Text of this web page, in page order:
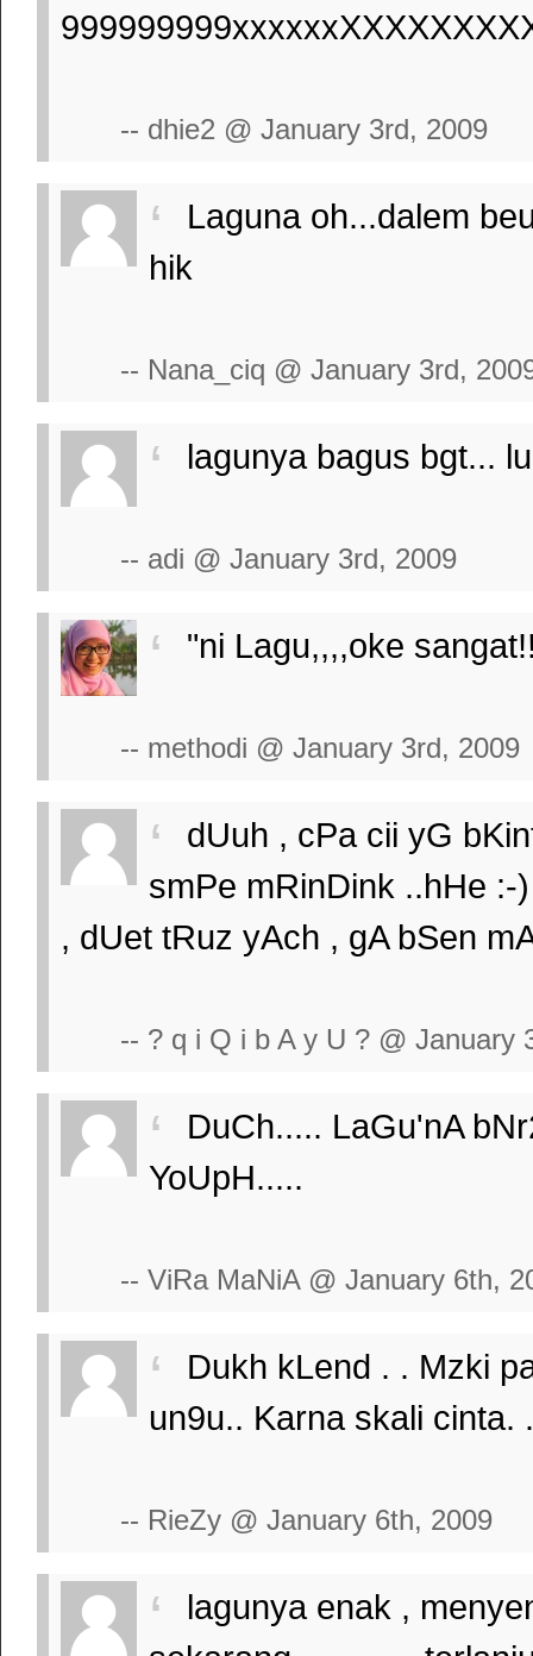
-- dhie2 @ January 3rd, 2009
Laguna oh...dalem
hik
-- Nana_ciq @ January 3rd,
lagunya bagus bgt...
-- adi @ January 3rd, 2009
"ni Lagu,,,,oke
-- methodi @ January 3rd, 2009
dUuh , cPa cii yG
smPe mRinDink ..hHe :-
, dUet tRuz yAch , gA bSen
-- ? q i Q i b A y U ? @ January
DuCh..... LaGu'nA
YoUpH.....
-- ViRa MaNiA @ January 6th,
Dukh kLend . . Mzki
un9u.. Karna skali cinta.
-- RieZy @ January 6th, 2009
lagunya enak ,